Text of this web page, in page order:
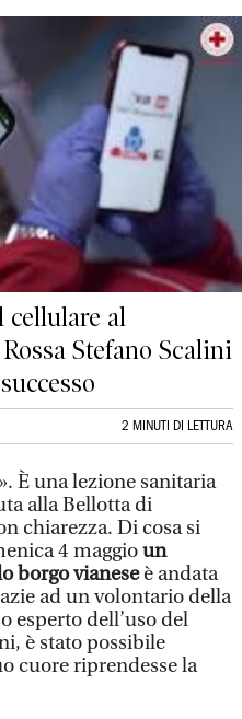
cellulare al
Stefano Scalini
2 MINUTI DI LETTURA
È una lezione sanitaria
alla Bellotta di
chiarezza. Di cosa si
4 maggioun
borgo vianeseè andata
ad un volontario della
esperto dell’uso del
è stato possibile
cuore riprendesse la